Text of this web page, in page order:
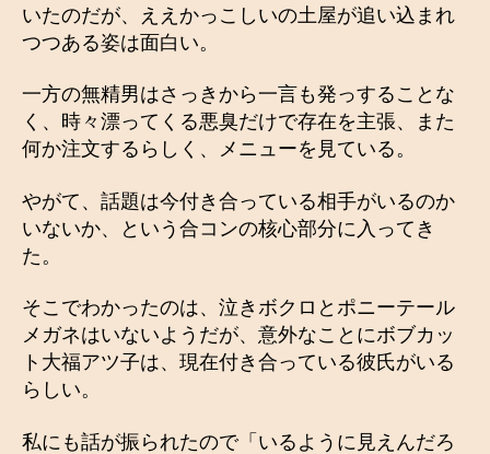
いたのだが、ええかっこしいの土屋が追い込まれ
つつある姿は面白い。
一方の無精男はさっきから一言も発っすることな
く、時々漂ってくる悪臭だけで存在を主張、また
何か注文するらしく、メニューを見ている。
やがて、話題は今付き合っている相手がいるのか
いないか、という合コンの核心部分に入ってき
た。
そこでわかったのは、泣きボクロとポニーテール
メガネはいないようだが、意外なことにボブカッ
ト大福アツ子は、現在付き合っている彼氏がいる
らしい。
私にも話が振られたので「いるように見えんだろ